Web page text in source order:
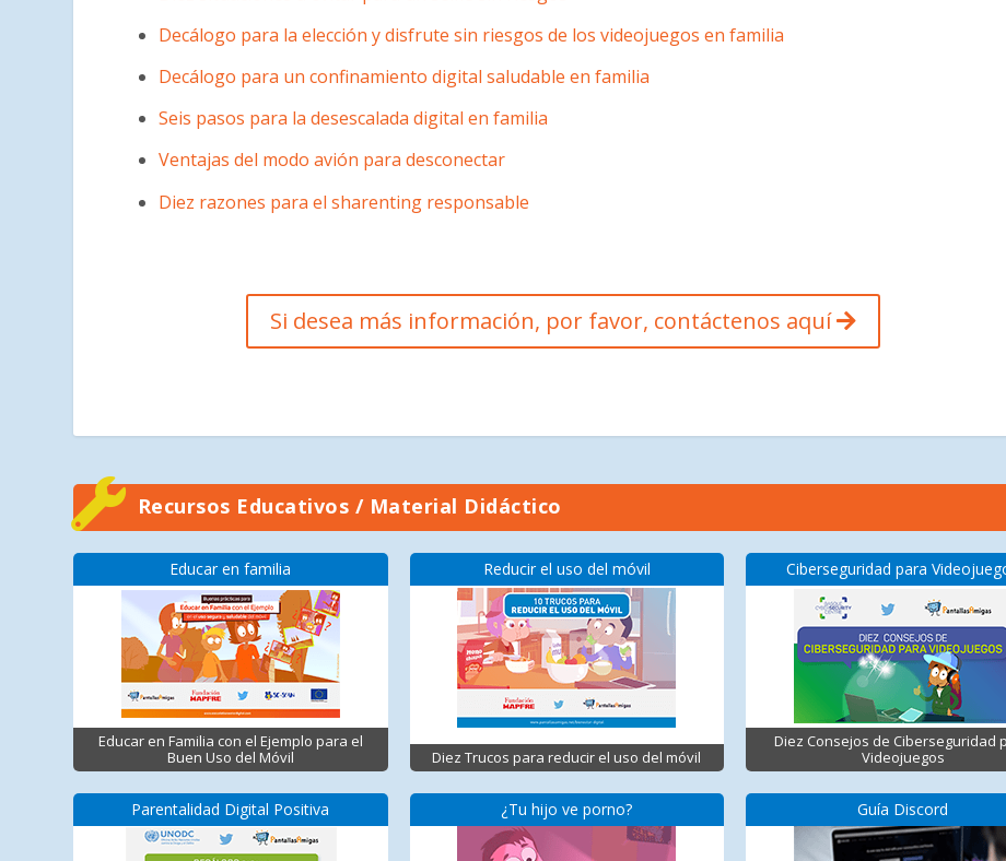
Decálogo para la elección y disfrute sin riesgos de los videojuegos en familia
Decálogo para un confinamiento digital saludable en familia
Seis pasos para la desescalada digital en familia
Ventajas del modo avión para desconectar
Diez razones para el sharenting responsable
Si desea más información, por favor, contáctenos aquí
Recursos Educativos / Material Didáctico
Educar en familia
Educar en Familia con el Ejemplo para el
Buen Uso del Móvil
Parentalidad Digital Positiva
Reducir el uso del móvil
Diez Trucos para reducir el uso del móvil
¿Tu hijo ve porno?
Ciberseguridad para
Diez Consejos de Ciberseguridad
Videojuegos
Guía Discord